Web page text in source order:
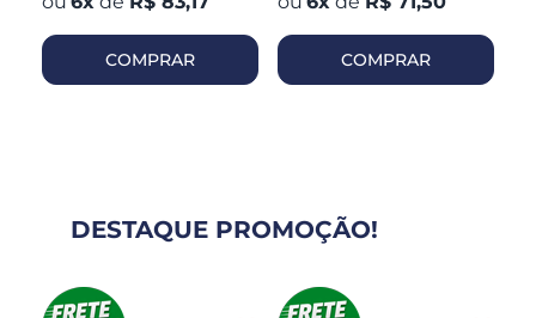
COMPRAR COMPRAR
DESTAQUE PROMOÇÃO!